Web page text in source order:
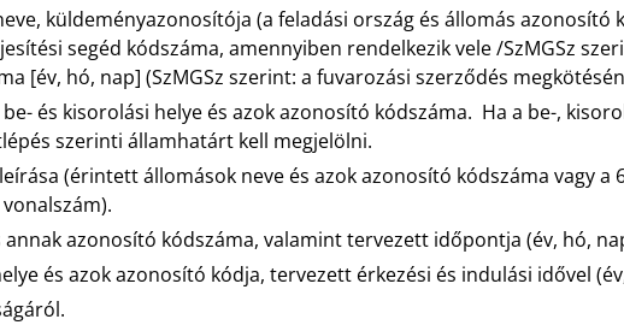
küldeményazonosítója (a feladási ország és állomás
segéd kódszáma, amennyiben rendelkezik vele /SzMGSz
[év, hó, nap] (SzMGSz szerint: a fuvarozási szerződés
és kisorolási helye és azok azonosító kódszáma. Ha a be-,
szerinti államhatárt kell megjelölni.
(érintett állomások neve és azok azonosító kódszáma vagy a
azonosító kódszáma, valamint tervezett időpontja (év, hó,
és azok azonosító kódja, tervezett érkezési és indulási idővel